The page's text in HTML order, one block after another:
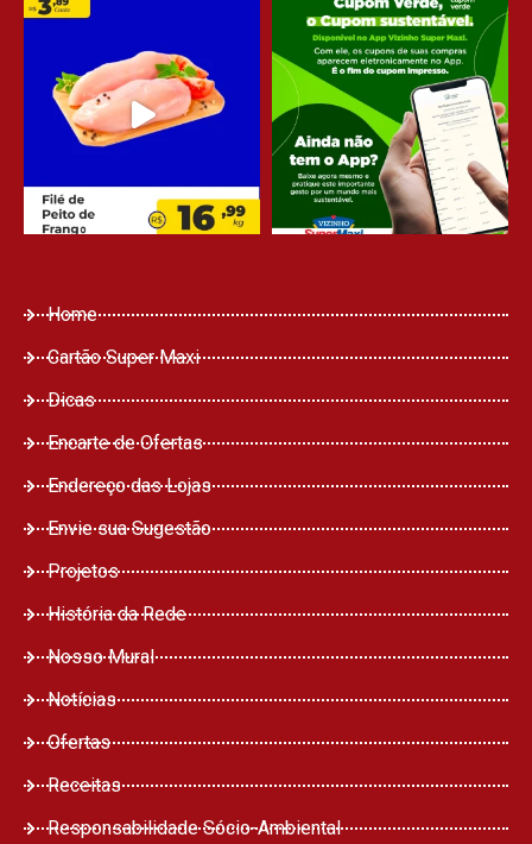
Home
Cartão Super Maxi
Dicas
Encarte de Ofertas
Endereço das Lojas
Envie sua Sugestão
Projetos
História da Rede
Nosso Mural
Notícias
Ofertas
Receitas
Responsabilidade Sócio-Ambiental